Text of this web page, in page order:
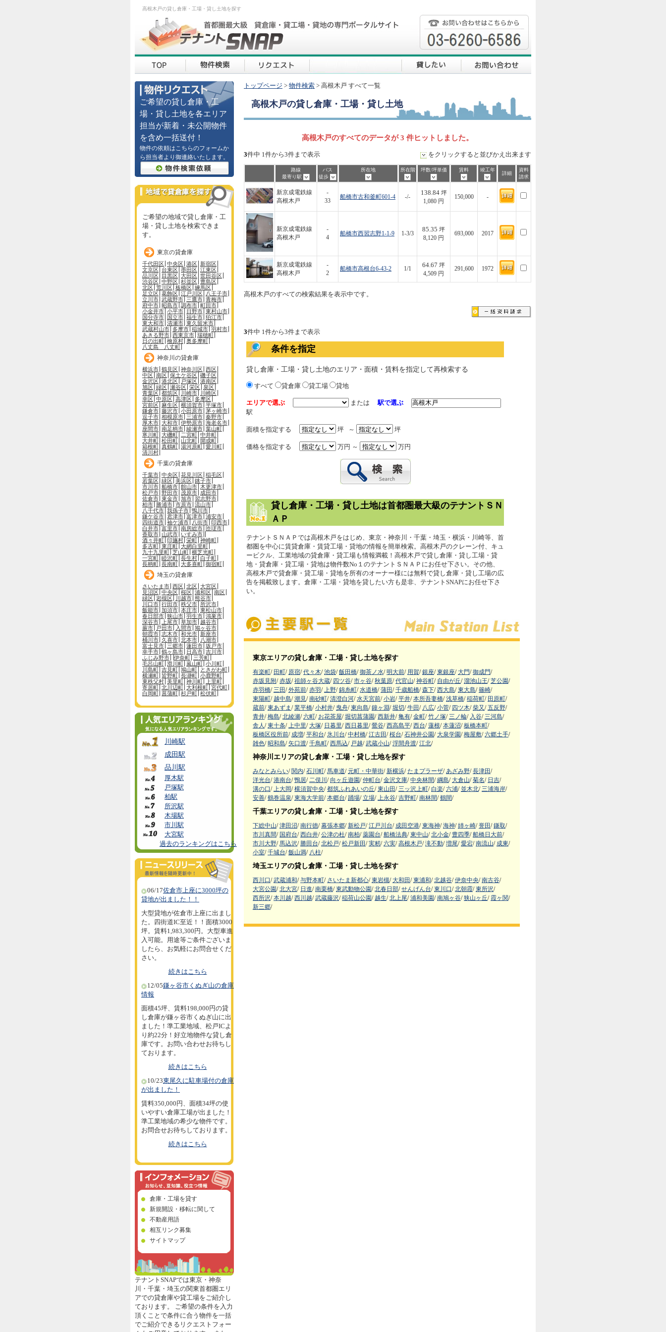
高根木戸の貸し倉庫・工場・貸し土地を探す
ご希望の貸し倉庫・工
場・貸し土地を各エリア
担当が新着・未公開物件
を含め一括送付！
物件の依頼はこちらのフォームか
ら担当者より御連絡いたします。
ご希望の地域で貸し倉庫・工
場・貸し土地を検索できま
す。
東京の貸倉庫
千代田区 中央区 港区 新宿区
文京区 台東区 墨田区 江東区
品川区 目黒区 大田区 世田谷区
渋谷区 中野区 杉並区 豊島区
北区 荒川区 板橋区 練馬区
足立区 葛飾区 江戸川区
八王子市
立川市 武蔵野市 三鷹市 青梅市
府中市 昭島市 調布市 町田市
小金井市 小平市 日野市 東村山市
国分寺市
国立市 福生市 狛江市
東大和市 清瀬市 東久留米市
武蔵村山市 多摩市 稲城市 羽村市
あきる野市 西東京市 瑞穂町
日の出町 檜原村 奥多摩町
八丈島 八丈町
神奈川の貸倉庫
横浜市 鶴見区 神奈川区 西区
中区 南区 保土ケ谷区 磯子区
金沢区 港北区 戸塚区 港南区
旭区 緑区 瀬谷区 栄区 泉区
青葉区 都筑区 川崎市
川崎区
幸区 中原区 高津区 多摩区
宮前区 麻生区 横須賀市 平塚市
鎌倉市 藤沢市 小田原市 茅ヶ崎市
逗子市 相模原市 三浦市 秦野市
厚木市 大和市 伊勢原市 海老名市
座間市 南足柄市 綾瀬市 葉山町
寒川町 大磯町 二宮町 中井町
大井町 松田町 山北町 開成町
箱根町 真鶴町 湯河原町 愛川町
清川村
千葉の貸倉庫
千葉市 中央区 花見川区 稲毛区
若葉区 緑区 美浜区 銚子市
市川市 船橋市 館山市 木更津市
松戸市 野田市 茂原市 成田市
佐倉市 東金市 旭市 習志野市
柏市 勝浦市 市原市 流山市
八千代市 我孫子市 鴨川市
鎌ケ谷市 君津市 富津市 浦安市
四街道市 袖ケ浦市 八街市 印西市
白井市 富里市 南房総市 匝瑳市
香取市 山武市 いすみ市
酒々井町 印旛村 栄町 神崎町
多古町 東庄町 大網白里町
九十九里町 芝山町 横芝光町
一宮町 睦沢町 長生村 白子町
長柄町 長南町 大多喜町 御宿町
埼玉の貸倉庫
さいたま市 西区 北区 大宮区
見沼区 中央区 桜区 浦和区 南区
緑区 岩槻区 川越市 熊谷市
川口市 行田市 秩父市 所沢市
飯能市 加須市 本庄市 東松山市
春日部市 狭山市 羽生市 鴻巣市
深谷市
上尾市 草加市 越谷市
蕨市
戸田市 入間市 鳩ヶ谷市
朝霞市 志木市 和光市 新座市
桶川市 久喜市 北本市
八潮市
富士見市 三郷市 蓮田市 坂戸市
幸手市 鶴ヶ島市 日高市 吉川市
ふじみ野市
伊奈町 三芳町
毛呂山町 滑川町 嵐山町 小川町
川島町 吉見町 鳩山町
ときがわ町
横瀬町 皆野町 長瀞町 小鹿野町
東秩父村 美里町 神川町
上里町
寄居町 北川辺町 大利根町 宮代町
白岡町 菖蒲町 杉戸町 松伏町
川崎駅
成田駅
品川駅
厚木駅
戸塚駅
柏駅
所沢駅
木場駅
市川駅
大宮駅
過去のランキングはこちら
06/17佐倉市上座に3000坪の
貸地が出ました！！
大型貸地が佐倉市上座に出まし
た。四街道IC至近！！面積3000
坪。賃料1,983,300円。大型車進
入可能。用途等ご条件ございま
したら、お気軽にお問合せくだ
さい。
続きはこちら
12/05鎌ヶ谷市くぬぎ山の倉庫
情報
面積45坪、賃料198,000円の貸
し倉庫が鎌ヶ谷市くぬぎ山に出
ました！準工業地域、松戸ICよ
り約22分！好立地物件な貸し倉
庫です。お問い合わせお待ちし
ております。
続きはこちら
10/23東尾久に駐車場付の倉庫
が出ました！
賃料350,000円、面積34坪の使
いやすい倉庫工場が出ました！
準工業地域の希少な物件です。
お問合せお待ちしております。
続きはこちら
倉庫・工場を貸す
新規開設・移転に関して
不動産用語
相互リンク募集
サイトマップ
テナントSNAPでは東京・神奈
川・千葉・埼玉の関東首都圏エリ
アでの貸倉庫や貸工場をご紹介し
ております。 ご希望の条件を入力
頂くことで条件に合う物件を一括
でご紹介できるリクエストフォー
トップページ > 物件検索 > 高根木戸 すべて一覧
高根木戸の貸し倉庫・工場・貸し土地
高根木戸のすべてのデータが 3 件ヒットしました。
3件中 1件から3件まで表示 をクリックすると並びかえ出来ます
路線
最寄り駅
バス
徒歩
所在地 所在階 坪数/坪単価 賃料 竣工年
詳細
資料
請求
新京成電鉄線
高根木戸
-
33
船橋市古和釜町601-4 -/-
138.84坪
1,080 円
150,000 -
新京成電鉄線
高根木戸
-
4
船橋市西習志野1-1-9 1-3/3
85.35 坪
8,120 円
693,000 2017
新京成電鉄線
高根木戸
-
2
船橋市高根台6-43-2 1/1
64.67 坪
4,509 円
291,600 1972
高根木戸のすべての検索結果を表示中です。
3件中 1件から3件まで表示
条件を指定
貸し倉庫・工場・貸し土地のエリア・面積・賃料を指定して再検索する
すべて 貸倉庫 貸工場 貸地
エリアで選ぶ または
駅で選ぶ
駅
面積を指定する 坪 ～ 坪
価格を指定する 万円 ～ 万円
貸し倉庫・工場・貸し土地は首都圏最大級のテナントＳＮ
ＡＰ
テナントＳＮＡＰでは高根木戸をはじめ、東京・神奈川・千葉・埼玉・横浜・川崎等、首
都圏を中心に賃貸倉庫・賃貸工場・貸地の情報を簡単検索。高根木戸のクレーン付、キュ
ービクル、工業地域の貸倉庫・貸工場も情報満載！高根木戸で貸し倉庫・貸し工場・貸
地・貸倉庫・貸工場・貸地は物件数No１のテナントＳＮＡＰにお任せ下さい。その他、
高根木戸で貸倉庫・貸工場・貸地を所有のオーナー様には無料で貸し倉庫・貸し工場の広
告を掲載致します。倉庫・工場・貸地を貸したい方も是非、テナントSNAPにお任せ下さ
い。
東京エリアの貸し倉庫・工場・貸し土地を探す
有楽町/ 田町/ 原宿/ 代々木/ 池袋/ 飯田橋/ 御茶ノ水/ 明大前/ 用賀/ 銀座/ 東銀座/ 大門/ 御成門/
赤坂見附/ 赤坂/ 祖師ヶ谷大蔵/ 四ツ谷/ 市ヶ谷/ 秋葉原/ 代官山/ 神谷町/ 自由が丘/ 溜池山王/ 芝公園/
赤羽橋/ 三田/ 外苑前/ 赤羽/ 上野/ 錦糸町/ 水道橋/ 蒲田/ 千歳船橋/ 森下/ 西大島/ 東大島/ 篠崎/
東陽町/ 越中島/ 潮見/ 南砂町/ 清澄白河/ 水天宮前/ 小岩/ 平井/ 本所吾妻橋/ 浅草橋/ 稲荷町/ 田原町/
蔵前/ 東あずま / 業平橋/ 小村井/ 曳舟/ 東向島/ 鐘ヶ淵/ 堀切/ 牛田/ 八広/ 小菅/ 四ツ木/ 柴又 / 五反野/
青井/ 梅島/ 北綾瀬/ 六町/ お花茶屋/ 堀切菖蒲園/ 西新井/ 亀有/ 金町/ 竹ノ塚/ 三ノ輪/ 入谷/ 三河島/
舎人 / 東十条/ 上中里/ 大塚/ 日暮里/ 西日暮里/ 鶯谷/ 西高島平/ 西台/ 蓮根/ 本蓮沼/ 板橋本町/
板橋区役所前/ 成増/ 平和台/ 氷川台/ 中村橋/ 江古田/ 桜台/ 石神井公園/ 大泉学園/ 梅屋敷/ 六郷土手/
雑色/ 昭和島/ 矢口渡/ 千鳥町/ 西馬込/ 戸越/ 武蔵小山/ 浮間舟渡/ 江北/
神奈川エリアの貸し倉庫・工場・貸し土地を探す
みなとみらい/ 関内/ 石川町/ 馬車道/ 元町・中華街/ 新横浜/ たまプラーザ/ あざみ野/ 長津田/
洋光台/ 港南台/ 鴨居/ 二俣川 / 向ヶ丘遊園/ 仲町台/ 金沢文庫/ 中央林間/ 綱島/ 大倉山/ 菊名/ 日吉/
溝の口/ 上大岡/ 横須賀中央/ 都筑ふれあいの丘/ 東山田/ 三ッ沢上町/ 白楽/ 六浦/ 並木北/ 三浦海岸/
安善/ 鶴巻温泉/ 東海大学前/ 本郷台/ 踊場/ 立場/ 上永谷/ 吉野町/ 南林間/ 鶴間/
千葉エリアの貸し倉庫・工場・貸し土地を探す
下総中山/ 津田沼/ 南行徳/ 幕張本郷/ 新松戸/ 江戸川台/ 成田空港/ 東海神/ 海神/ 姉ヶ崎/ 誉田/ 鎌取/
市川真間/ 国府台/ 西白井/ 公津の杜/ 南柏/ 薬園台/ 船橋法典/ 東中山/ 北小金/ 豊四季/ 船橋日大前/
市川大野/ 馬込沢/ 勝田台/ 北松戸/ 松戸新田/ 実籾/ 六実/ 高根木戸/ 滝不動/ 増尾/ 愛宕/ 南流山/ 成東/
小室/ 千城台/ 飯山満/ 八柱/
埼玉エリアの貸し倉庫・工場・貸し土地を探す
西川口/ 武蔵浦和/ 与野本町/ さいたま新都心/ 東岩槻/ 大和田/ 東浦和/ 北越谷/ 伊奈中央/ 南古谷/
大宮公園/ 北大宮/ 日進/ 南栗橋/ 東武動物公園/ 北春日部/ せんげん台/ 東川口/ 北朝霞/ 東所沢/
西所沢/ 本川越/ 西川越/ 武蔵藤沢/ 稲荷山公園/ 越生/ 北上尾/ 浦和美園/ 南鳩ヶ谷/ 狭山ヶ丘/ 霞ヶ関/
新三郷/